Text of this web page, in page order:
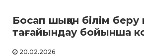
Босап шыққан білім
тағайындау бойынша
20.02.2026